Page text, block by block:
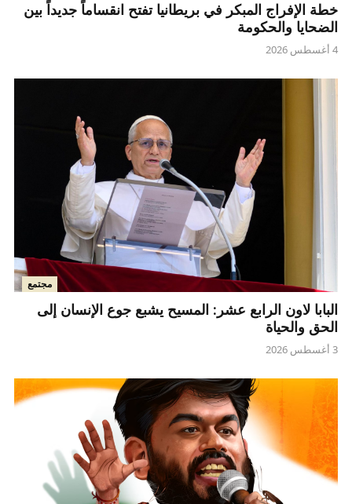
خطة الإفراج المبكر في بريطانيا تفتح انقساماً جديداً بين
الضحايا والحكومة
4 أغسطس 2026
مجتمع
البابا لاون الرابع عشر: المسيح يشبع جوع الإنسان إلى
الحق والحياة
3 أغسطس 2026